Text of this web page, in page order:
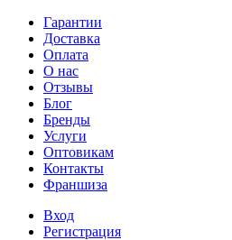
Гарантии
Доставка
Оплата
О нас
Отзывы
Блог
Бренды
Услуги
Оптовикам
Контакты
Франшиза
Вход
Регистрация